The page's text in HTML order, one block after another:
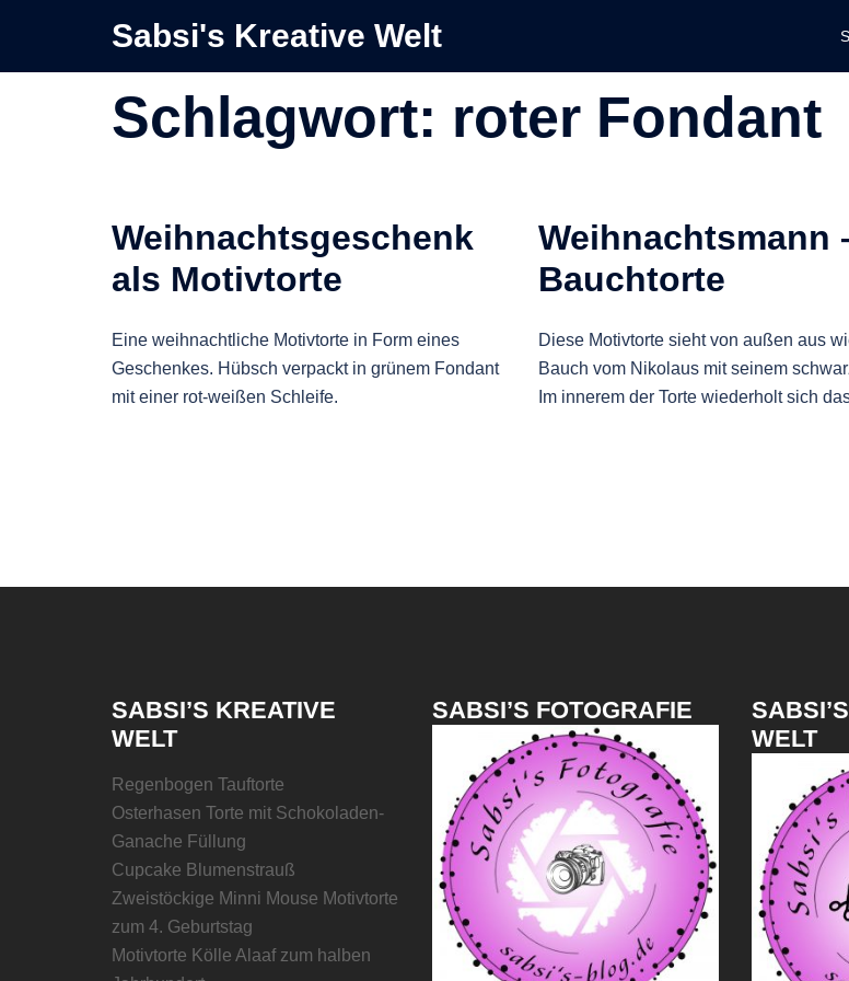
springen
Sabsi's Kreative Welt
Schlagwort: roter Fondant
Weihnachtsgeschenk
als Motivtorte
Eine weihnachtliche Motivtorte in Form eines
Geschenkes. Hübsch verpackt in grünem Fondant
mit einer rot-weißen Schleife.
Weihnachtsmann
Bauchtorte
Diese Motivtorte sieht von außen aus
Bauch vom Nikolaus mit seinem
Im innerem der Torte wiederholt sich
SABSI’S KREATIVE
WELT
Regenbogen Tauftorte
Osterhasen Torte mit Schokoladen-
Ganache Füllung
Cupcake Blumenstrauß
Zweistöckige Minni Mouse Motivtorte
zum 4. Geburtstag
Motivtorte Kölle Alaaf zum halben
SABSI’S FOTOGRAFIE
WELT